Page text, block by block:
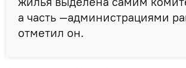
а часть —администрациями
отметил он.